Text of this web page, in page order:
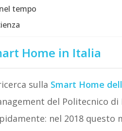
tempo
Home in Italia
sulla Smart Home
del Politecnico
nel 2018 questo